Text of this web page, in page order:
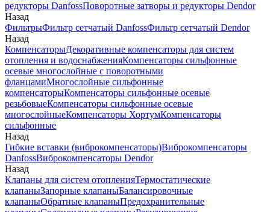
редукторы DanfossПоворотные затворы и редукторы Dendor
Назад
ФильтрыФильтр сетчатый DanfossФильтр сетчатый Dendor
Назад
КомпенсаторыДекоративные компенсаторы для систем
отопления и водоснабженияКомпенсаторы сильфонные
осевые многослойные с поворотными
фланцамиМногослойные сильфонные
компенсаторыКомпенсаторы сильфонные осевые
резьбовыеКомпенсаторы сильфонные осевые
многослойныеКомпенсаторы ХортумКомпенсаторы
сильфонные
Назад
Гибкие вставки (виброкомпенсаторы)Виброкомпенсаторы
DanfossВиброкомпенсаторы Dendor
Назад
Клапаны для систем отопленияТермостатические
клапаныЗапорные клапаныБалансировочные
клапаныОбратные клапаныПредохранительные